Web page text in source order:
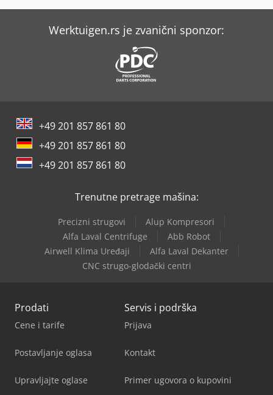
Uspravni robotski gorionik za zavarivanje: Uključen • Taktile
podaci pozicionera radnog komada • Nosivost: 10 kN •
Nominalni obrtni moment: maks. 1600 Nm • Nagibni
moment: maks. 8800 Nm • Moment tromosti mase: 900
• Snaga motora: 5,5 kW • Priključni napon: 3 x 400V/50 Hz •
Nivo buke: 65 dB(A) • Težina: 640 kg • Dimenzije (Š x D x V):
1413 x 1413 x 2110 mm
Werktuigen.rs je zvanični sponzor:
+49 201 857 861 80
+49 201 857 861 80
+49 201 857 861 80
Trenutne pretrage mašina:
Precizni strugovi
Alup Kompresori
Alfa Laval Centrifuge
Abb Robot
Airwell Klima Uređaji
Alfa Laval Dekanter
CNC strugo-glodački centri
Prodati
Cene i tarife
Postavljanje oglasa
Upravljajte oglase
Servis i podrška
Prijava
Kontakt
Primer ugovora o kupovini